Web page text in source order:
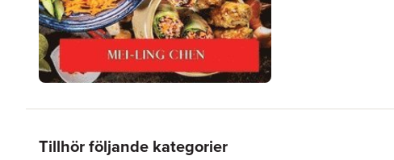
Tillhör följande kategorier